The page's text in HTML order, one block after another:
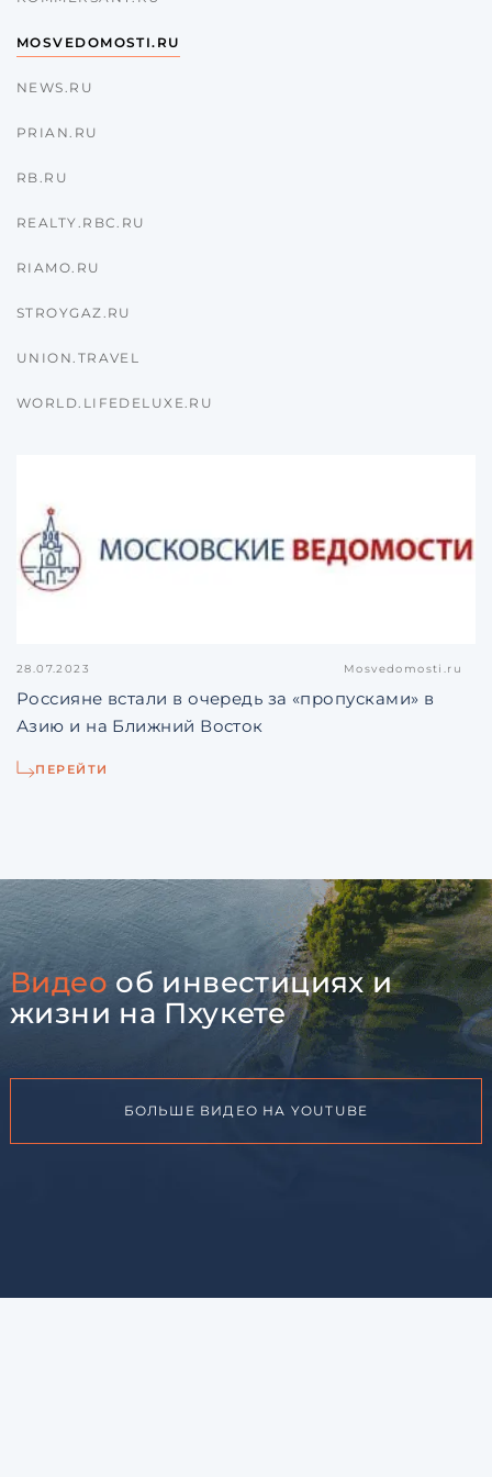
MOSVEDOMOSTI.RU
NEWS.RU
PRIAN.RU
RB.RU
REALTY.RBC.RU
RIAMO.RU
STROYGAZ.RU
UNION.TRAVEL
WORLD.LIFEDELUXE.RU
28.07.2023 Mosvedomosti.ru
Россияне встали в очередь за «пропусками» в
Азию и на Ближний Восток
ПЕРЕЙТИ
Видеооб инвестициях и
жизни на Пхукете
БОЛЬШЕ ВИДЕО НА YOUTUBE